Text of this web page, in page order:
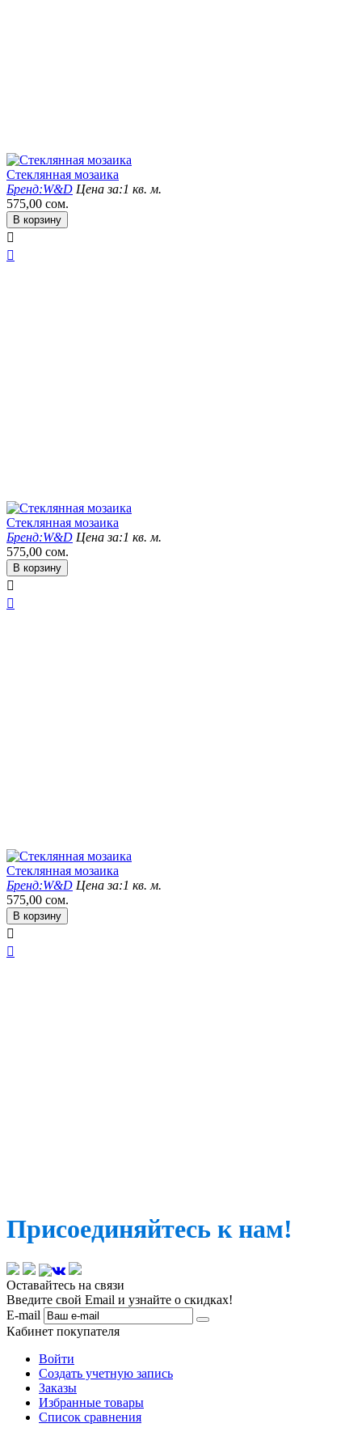
Стеклянная мозаика
Бренд:W&D Цена за:1 кв. м.
575,00 сом.
В корзину


Стеклянная мозаика
Бренд:W&D Цена за:1 кв. м.
575,00 сом.
В корзину


Стеклянная мозаика
Бренд:W&D Цена за:1 кв. м.
575,00 сом.
В корзину


Присоединяйтесь к нам!
Оставайтесь на связи
Введите свой Email и узнайте о скидках!
E-mail
Кабинет покупателя
Войти
Создать учетную запись
Заказы
Избранные товары
Список сравнения